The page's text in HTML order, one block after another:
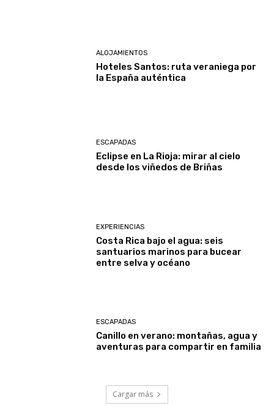
ALOJAMIENTOS
Hoteles Santos: ruta veraniega por
la España auténtica
ESCAPADAS
Eclipse en La Rioja: mirar al cielo
desde los viñedos de Briñas
EXPERIENCIAS
Costa Rica bajo el agua: seis
santuarios marinos para bucear
entre selva y océano
ESCAPADAS
Canillo en verano: montañas, agua y
aventuras para compartir en familia
Cargar más